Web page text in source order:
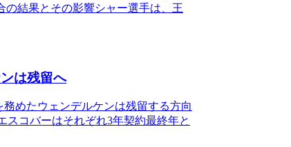
の結果とその影響シャー選手は、王
は残留へ
めたウェンデルケンは残留する方向
コバーはそれぞれ3年契約最終年と